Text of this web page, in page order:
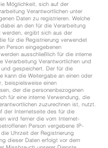
Möglichkeit, sich auf der
Verantwortlichen unter
Daten zu registrieren. Welche
an den für die Verarbeitung
werden, ergibt sich aus der
für die Registrierung verwendet
Person eingegebenen
ausschließlich für die interne
Verarbeitung Verantwortlichen und
gespeichert. Der für die
kann die Weitergabe an einen oder
beispielsweise einen
der die personenbezogenen
für eine interne Verwendung, die
zuzurechnen ist, nutzt.
der Internetseite des für die
wird ferner die vom Internet-
Person vergebene IP-
Uhrzeit der Registrierung
dieser Daten erfolgt vor dem